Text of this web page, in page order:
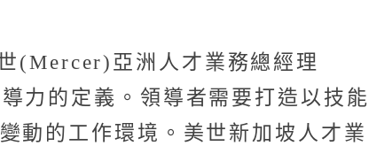
(Mercer)亞洲人才業務總經理
力的定義。領導者需要打造以技能
動的工作環境。美世新加坡人才業